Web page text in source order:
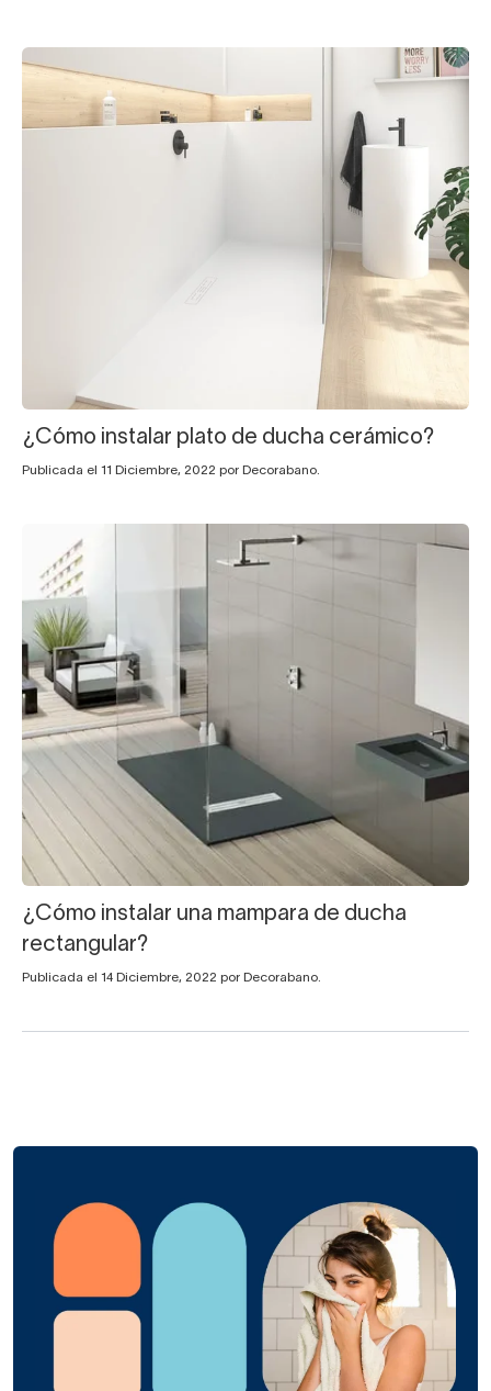
¿Cómo instalar plato de ducha cerámico?
Publicada el 11 Diciembre, 2022 por Decorabano.
¿Cómo instalar una mampara de ducha
rectangular?
Publicada el 14 Diciembre, 2022 por Decorabano.